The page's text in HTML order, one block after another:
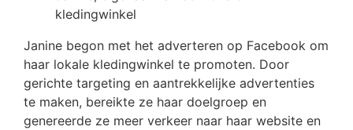
kledingwinkel
Janine begon met het adverteren op Facebook om
haar lokale kledingwinkel te promoten. Door
gerichte targeting en aantrekkelijke advertenties
te maken, bereikte ze haar doelgroep en
genereerde ze meer verkeer naar haar website en